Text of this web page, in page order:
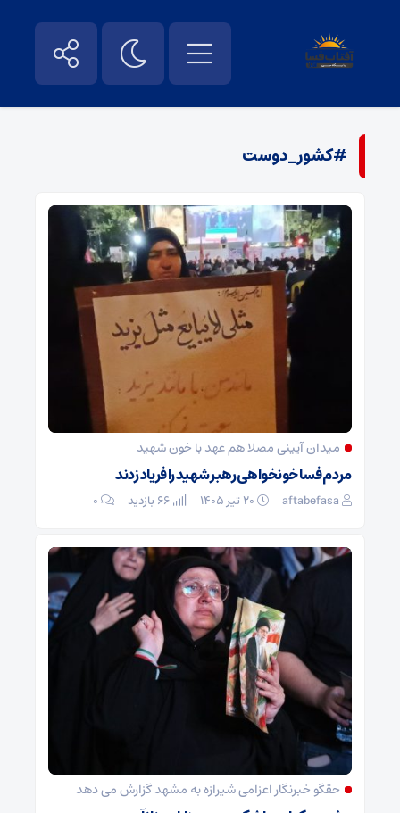
#کشور_دوست
میدان آیینی مصلا هم عهد با خون شهيد
مردم فسا خونخواهی رهبر شهید را فریاد زدند
aftabefasa ۰
حقگو خبرنگار اعزامی شیرازه به مشهد گزارش می دهد